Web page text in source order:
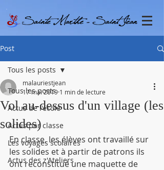
Post
Tous les posts
Actus de l'école
Actus par classe
Les voyages scolaires
Actus des z'Ateliers
Tous les posts
Vol au-dessus d'un village (les
solides)
malauriestjean
17 mai 2019 1 min de lecture
En classe, les élèves ont travaillé sur
les solides et à partir de patrons ils
ont reconstitué une maquette de